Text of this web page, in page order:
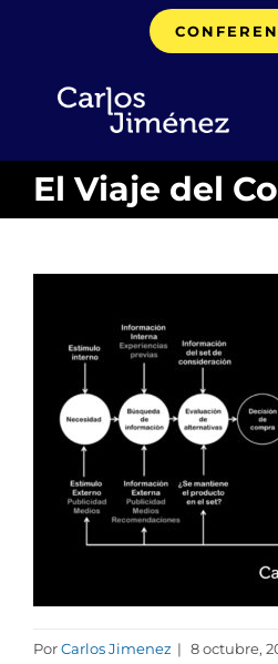
El Viaje del
PorCarlos Jimenez | 8 octubre,